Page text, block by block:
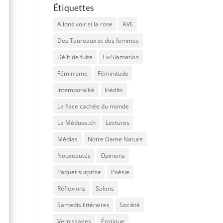
Étiquettes
Allons voir si la rose
AVE
Des Taureaux et des femmes
Délit de fuite
Ex-Slamation
Féminisme
Féminitude
Intemporalité
Inédits
La Face cachée du monde
La Méduse.ch
Lectures
Médias
Notre Dame Nature
Nouveautés
Opinions
Paquet surprise
Poésie
Réflexions
Salons
Samedis littéraires
Société